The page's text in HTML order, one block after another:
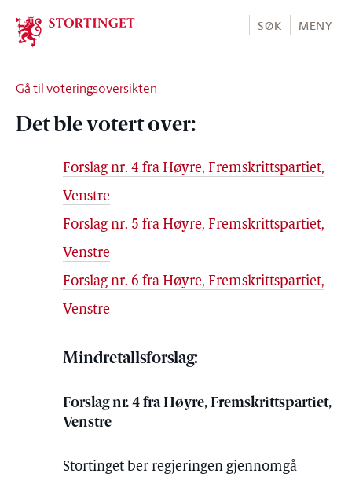
Stortinget.no
SØK MENY
Gå til voteringsoversikten
Det ble votert over:
Forslag nr. 4 fra Høyre, Fremskrittspartiet,
Venstre
Forslag nr. 5 fra Høyre, Fremskrittspartiet,
Venstre
Forslag nr. 6 fra Høyre, Fremskrittspartiet,
Venstre
Mindretallsforslag:
Forslag nr. 4 fra Høyre, Fremskrittspartiet,
Venstre
Stortinget ber regjeringen gjennomgå